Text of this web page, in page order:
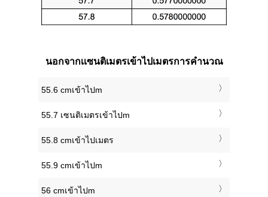
นอกจากเเซนติเมตรเข้าไปเมตรการคำนวณ
55.6 cmเข้าไปm
55.7 เซนติเมตรเข้าไปm
55.8 cmเข้าไปเมตร
55.9 cmเข้าไปm
56 cmเข้าไปm